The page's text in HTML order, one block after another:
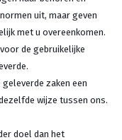
uit, maar geven
met u overeenkomen.
de gebruikelijke
zaken een
wijze tussen ons.
doel dan het